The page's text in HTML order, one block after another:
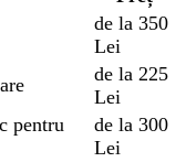
de la 350
Lei
de la 225
Lei
pentru
de la 300
Lei